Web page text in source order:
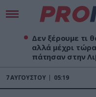
Δεν ξέρουμε τι
αλλά μέχρι
πάτησαν στην
7ΑΥΓΟΎΣΤΟΥ 05:19